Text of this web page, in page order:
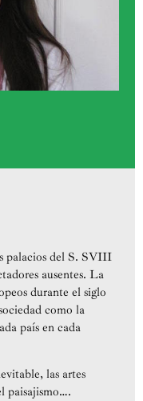
palacios del S. SVIII
ausentes. La
durante el siglo
como la
país en cada
las artes
paisajismo….